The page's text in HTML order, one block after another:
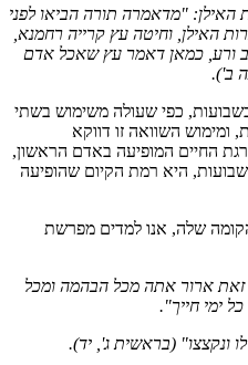
"מדאמרה תורה הביאו לפני
האילן, וחיטה עץ קרייה רחמנא,
ורע, כמאן דאמר עץ שאכל אדם
ב').
כפי שעולה משימוש בשתי
השוואה זו דווקא
החיים המופיעה באדם הראשון,
היא רמת הקיום שהופיעה
שלה, אנו למדים מפרשת
ארור אתה מכל הבהמה ומכל
ימי חייך".
ונקצצו" (בראשית ג', יד).